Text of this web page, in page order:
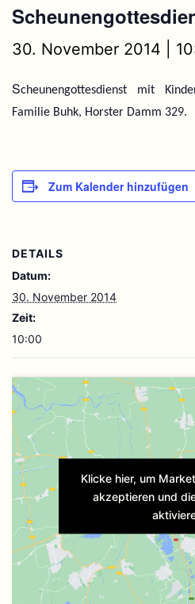
30. November 2014 |
Scheunengottesdienst mit
Familie Buhk, Horster Damm 329.
Zum Kalender hinzufügen
DETAILS
Datum:
30. November 2014
Zeit:
10:00
Klicke hier, um
akzeptieren und